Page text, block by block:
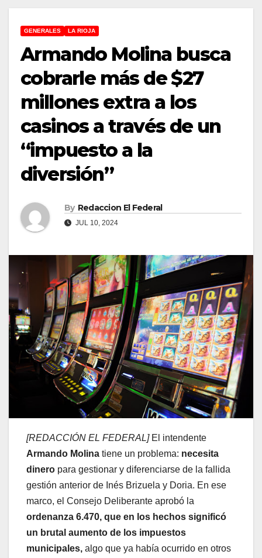
GENERALES LA RIOJA
Armando Molina busca
cobrarle más de $27
millones extra a los
casinos a través de un
“impuesto a la
diversión”
By Redaccion El Federal
JUL 10, 2024
[REDACCIÓN EL FEDERAL]El intendente
Armando Molina tiene un problema: necesita
dinero para gestionar y diferenciarse de la fallida
gestión anterior de Inés Brizuela y Doria. En ese
marco, el Consejo Deliberante aprobó la
ordenanza 6.470, que en los hechos significó
un brutal aumento de los impuestos
municipales, algo que ya había ocurrido en otros